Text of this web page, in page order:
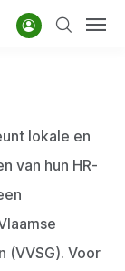
AccountZoeken
lokale en
van hun HR-
(VVSG). Voor